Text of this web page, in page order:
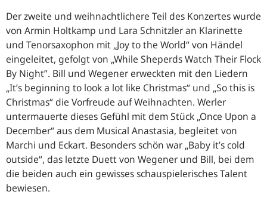
Der zweite und weihnachtlichere Teil des Konzertes wurde
von Armin Holtkamp und Lara Schnitzler an Klarinette
und Tenorsaxophon mit „Joy to the World“ von Händel
eingeleitet, gefolgt von „While Sheperds Watch Their Flock
By Night”. Bill und Wegener erweckten mit den Liedern
„It’s beginning to look a lot like Christmas“ und „So this is
Christmas“ die Vorfreude auf Weihnachten. Werler
untermauerte dieses Gefühl mit dem Stück „Once Upon a
December“ aus dem Musical Anastasia, begleitet von
Marchi und Eckart. Besonders schön war „Baby it’s cold
outside“, das letzte Duett von Wegener und Bill, bei dem
die beiden auch ein gewisses schauspielerisches Talent
bewiesen.